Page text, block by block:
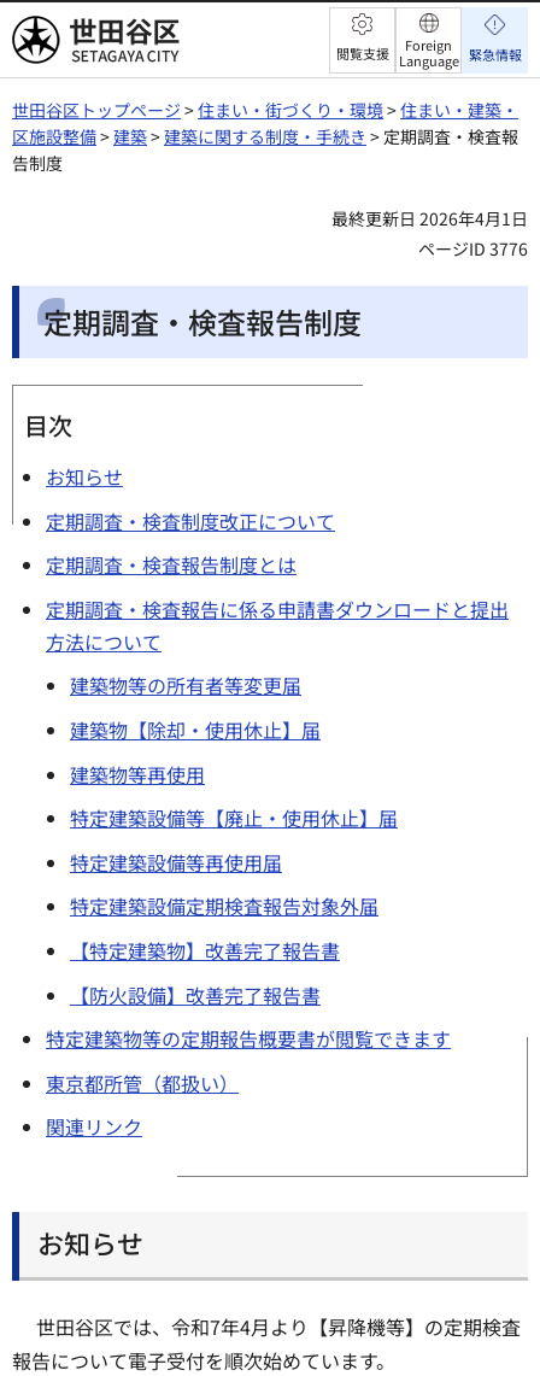
世田谷区 閲覧支援
Foreign
Language 緊急情報
世田谷区トップページ >住まい・街づくり・環境>住まい・建築・
区施設整備>建築>建築に関する制度・手続き > 定期調査・検査報
告制度
最終更新日 2026年4月1日
ページID 3776
定期調査・検査報告制度
目次
お知らせ
定期調査・検査制度改正について
定期調査・検査報告制度とは
定期調査・検査報告に係る申請書ダウンロードと提出
方法について
建築物等の所有者等変更届
建築物【除却・使用休止】届
建築物等再使用
特定建築設備等【廃止・使用休止】届
特定建築設備等再使用届
特定建築設備定期検査報告対象外届
【特定建築物】改善完了報告書
【防火設備】改善完了報告書
特定建築物等の定期報告概要書が閲覧できます
東京都所管（都扱い）
関連リンク
お知らせ
世田谷区では、令和7年4月より【昇降機等】の定期検査
報告について電子受付を順次始めています。